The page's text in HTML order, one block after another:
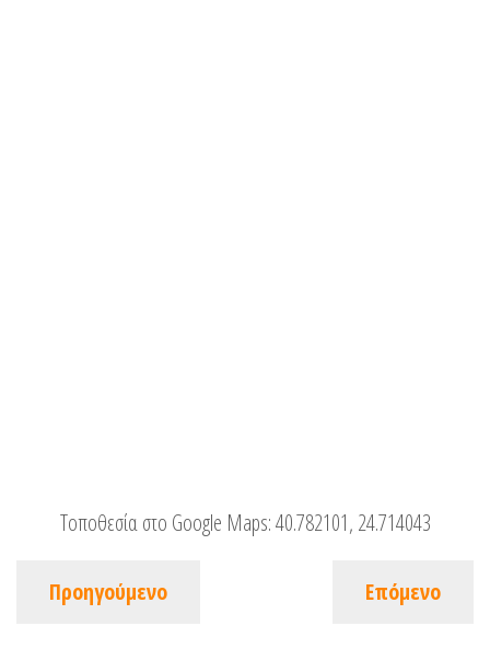
Τοποθεσία στο Google Maps:40.782101, 24.714043
Προηγούμενο Επόμενο